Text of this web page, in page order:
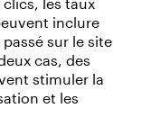
inclure
sur le site
cas, des
stimuler la
et les